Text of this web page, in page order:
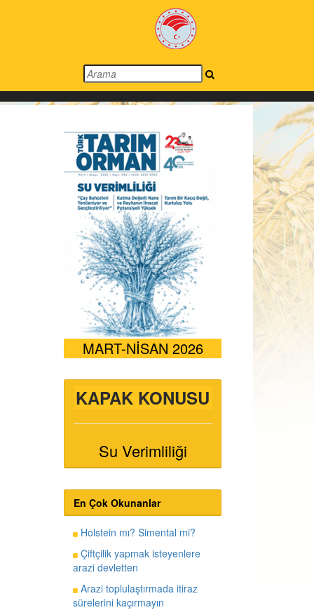
MART-NİSAN 2026
KAPAK KONUSU
Su Verimliliği
En Çok Okunanlar
Holstein mı? Simental mi?
Çiftçilik yapmak isteyenlere
arazi devletten
Arazi toplulaştırmada itiraz
sürelerini kaçırmayın